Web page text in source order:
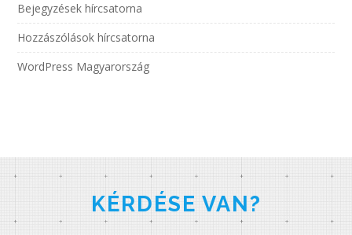
Bejegyzések hírcsatorna
Hozzászólások hírcsatorna
WordPress Magyarország
KÉRDÉSE VAN?